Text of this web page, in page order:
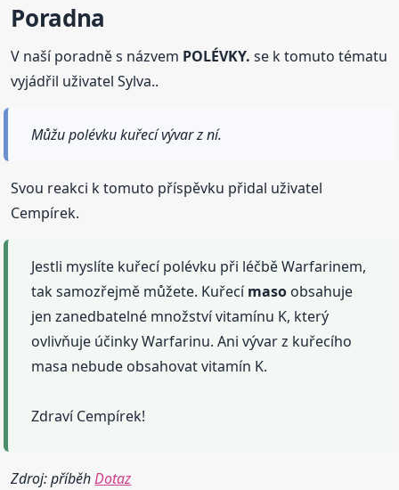
Poradna
V naší poradně s názvem POLÉVKY. se k tomuto tématu
vyjádřil uživatel Sylva..
Můžu polévku kuřecí vývar z ní.
Svou reakci k tomuto příspěvku přidal uživatel
Cempírek.
Jestli myslíte kuřecí polévku při léčbě Warfarinem,
tak samozřejmě můžete. Kuřecímaso obsahuje
jen zanedbatelné množství vitamínu K, který
ovlivňuje účinky Warfarinu. Ani vývar z kuřecího
masa nebude obsahovat vitamín K.
Zdraví Cempírek!
Zdroj: příběhDotaz